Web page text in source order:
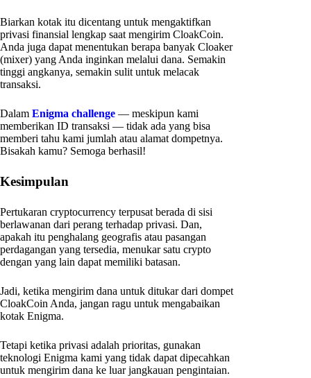
Biarkan kotak itu dicentang untuk mengaktifkan
privasi finansial lengkap saat mengirim CloakCoin.
Anda juga dapat menentukan berapa banyak Cloaker
(mixer) yang Anda inginkan melalui dana. Semakin
tinggi angkanya, semakin sulit untuk melacak
transaksi.
Dalam Enigma challenge — meskipun kami
memberikan ID transaksi — tidak ada yang bisa
memberi tahu kami jumlah atau alamat dompetnya.
Bisakah kamu? Semoga berhasil!
Kesimpulan
Pertukaran cryptocurrency terpusat berada di sisi
berlawanan dari perang terhadap privasi. Dan,
apakah itu penghalang geografis atau pasangan
perdagangan yang tersedia, menukar satu crypto
dengan yang lain dapat memiliki batasan.
Jadi, ketika mengirim dana untuk ditukar dari dompet
CloakCoin Anda, jangan ragu untuk mengabaikan
kotak Enigma.
Tetapi ketika privasi adalah prioritas, gunakan
teknologi Enigma kami yang tidak dapat dipecahkan
untuk mengirim dana ke luar jangkauan pengintaian.